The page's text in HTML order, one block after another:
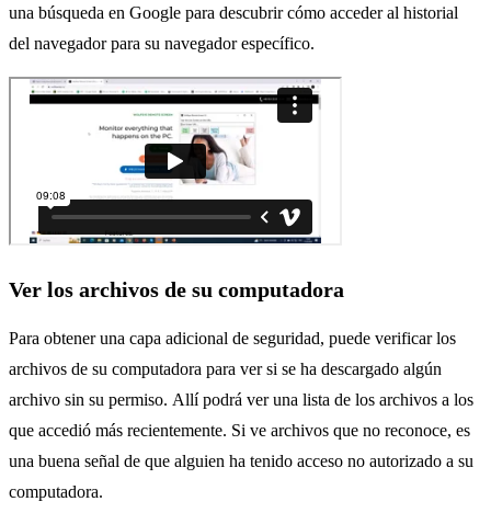
una búsqueda en Google para descubrir cómo acceder al historial
del navegador para su navegador específico.
Ver los archivos de su computadora
Para obtener una capa adicional de seguridad, puede verificar los
archivos de su computadora para ver si se ha descargado algún
archivo sin su permiso. Allí podrá ver una lista de los archivos a los
que accedió más recientemente. Si ve archivos que no reconoce, es
una buena señal de que alguien ha tenido acceso no autorizado a su
computadora.